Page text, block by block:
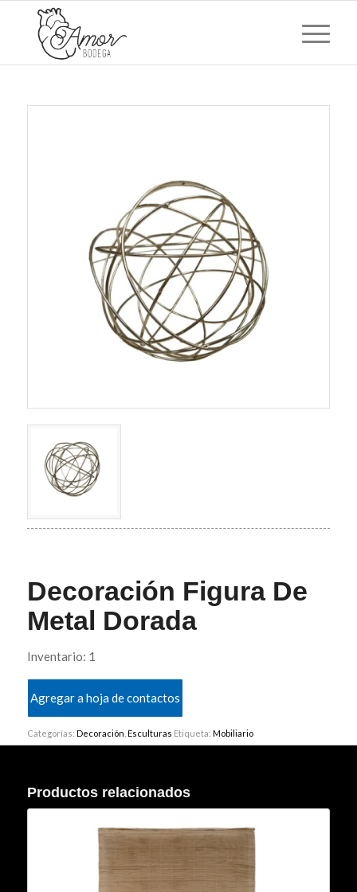
Decoración Figura De
Metal Dorada
Inventario: 1
Agregar a hoja de contactos
Categorías: Decoración Esculturas Etiqueta: Mobiliario
Productos relacionados